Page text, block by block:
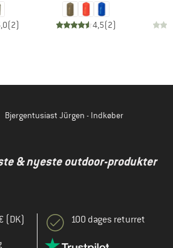
(2) 4,5(2)
Bjergentusiast Jürgen - Indkøber
& nyeste outdoor-produkter
(DK)
100 dages returret